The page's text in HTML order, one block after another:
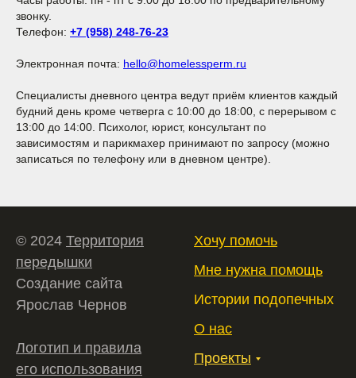
звонку.
Телефон: +7 (958) 248-76-23
Электронная почта: hello@homelessperm.ru
Специалисты дневного центра ведут приём клиентов каждый
будний день кроме четверга с 10:00 до 18:00, с перерывом с
13:00 до 14:00. Психолог, юрист, консультант по
зависимостям и парикмахер принимают по запросу (можно
записаться по телефону или в дневном центре).
© 2024 Территория
передышки
Создание сайта
Ярослав Чернов
Логотип и правила
его использования
Хочу помочь
Мне нужна помощь
Истории подопечных
О нас
Проекты